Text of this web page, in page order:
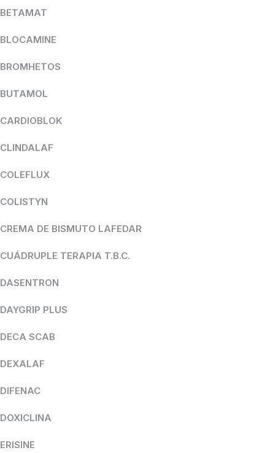
BETAMAT
BLOCAMINE
BROMHETOS
BUTAMOL
CARDIOBLOK
CLINDALAF
COLEFLUX
COLISTYN
CREMA DE BISMUTO LAFEDAR
CUÁDRUPLE TERAPIA T.B.C.
DASENTRON
DAYGRIP PLUS
DECA SCAB
DEXALAF
DIFENAC
DOXICLINA
ERISINE